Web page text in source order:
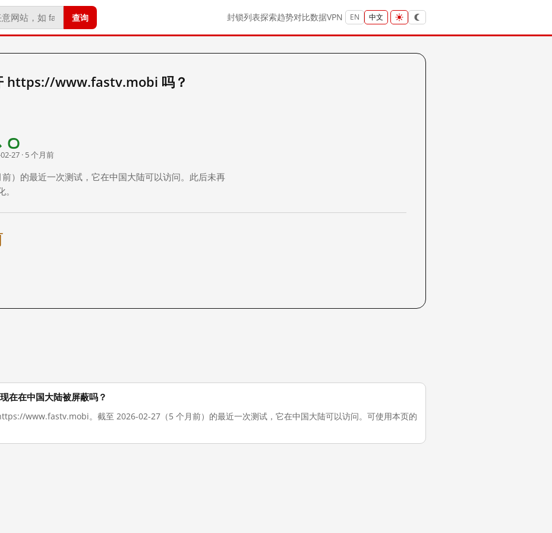
查询 封锁列表探索趋势对比数据VPN EN 中文
https://www.fastv.mobi 吗？
27 · 5 个月前
）的最近一次测试，它在中国大陆可以访问。此后未再
在中国大陆被屏蔽吗？
www.fastv.mobi。截至 2026-02-27（5 个月前）的最近一次测试，它在中国大陆可以访问。可使用本页的